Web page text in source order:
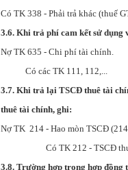
Có TK 338 - Phải trả khác (thuế
3.6. Khi trả phí cam kết sử dụng
Nợ TK 635 - Chi phí tài chính.
Có các TK 111, 112,...
3.7. Khi trả lại TSCĐ thuê tài
thuê tài chính, ghi:
Nợ TK 214 - Hao mòn TSCĐ
Có TK 212 - TSCĐ thuê
3.8. Trường hợp trong hợp đồng